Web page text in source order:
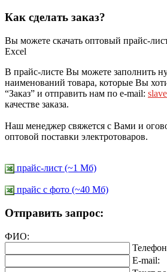
Как сделать заказ?
Вы можете скачать оптовый прайс-
Excel
В прайс-листе Вы можете заполнить
наименований товара, которые Вы
“Заказ” и отправить нам по e-mail:
качестве заказа.
Наш менеджер свяжется с Вами и
оптовой поставки электротоваров.
прайс-лист (~1 Мб)
прайс c фото (~40 Мб)
Отправить запрос:
ФИО:
E-mail: